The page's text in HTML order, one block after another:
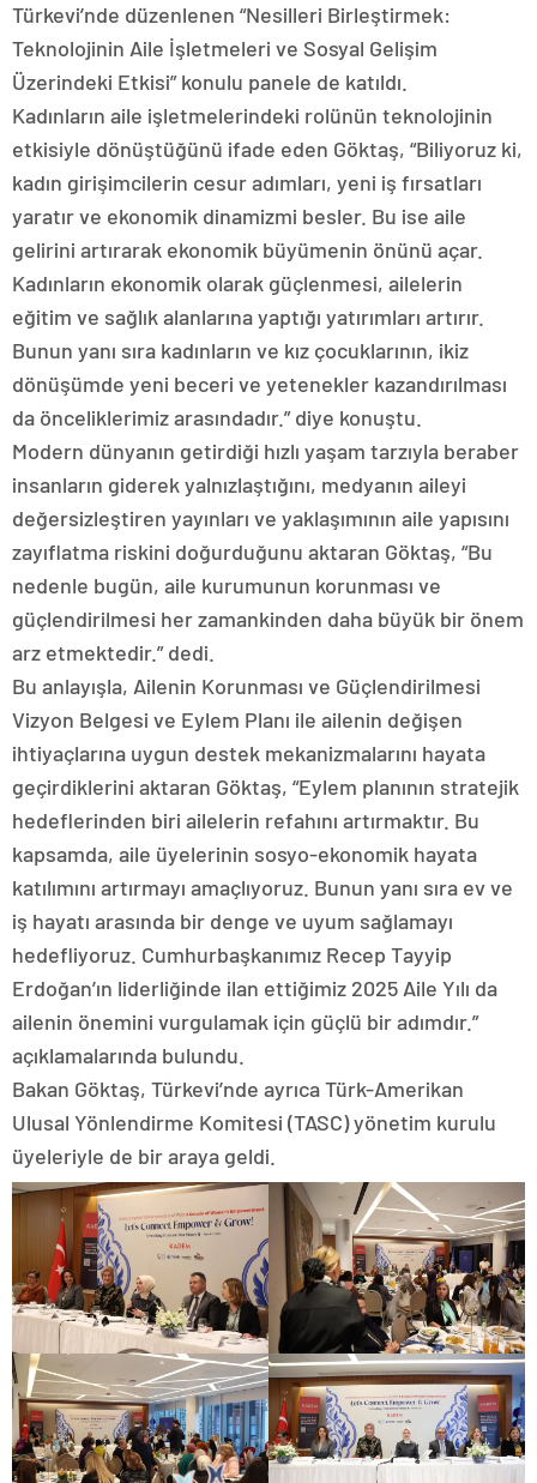
Türkevi’nde düzenlenen “Nesilleri Birleştirmek:
Teknolojinin Aile İşletmeleri ve Sosyal Gelişim
Üzerindeki Etkisi” konulu panele de katıldı.
Kadınların aile işletmelerindeki rolünün teknolojinin
etkisiyle dönüştüğünü ifade eden Göktaş, “Biliyoruz ki,
kadın girişimcilerin cesur adımları, yeni iş fırsatları
yaratır ve ekonomik dinamizmi besler. Bu ise aile
gelirini artırarak ekonomik büyümenin önünü açar.
Kadınların ekonomik olarak güçlenmesi, ailelerin
eğitim ve sağlık alanlarına yaptığı yatırımları artırır.
Bunun yanı sıra kadınların ve kız çocuklarının, ikiz
dönüşümde yeni beceri ve yetenekler kazandırılması
da önceliklerimiz arasındadır.” diye konuştu.
Modern dünyanın getirdiği hızlı yaşam tarzıyla beraber
insanların giderek yalnızlaştığını, medyanın aileyi
değersizleştiren yayınları ve yaklaşımının aile yapısını
zayıflatma riskini doğurduğunu aktaran Göktaş, “Bu
nedenle bugün, aile kurumunun korunması ve
güçlendirilmesi her zamankinden daha büyük bir önem
arz etmektedir.” dedi.
Bu anlayışla, Ailenin Korunması ve Güçlendirilmesi
Vizyon Belgesi ve Eylem Planı ile ailenin değişen
ihtiyaçlarına uygun destek mekanizmalarını hayata
geçirdiklerini aktaran Göktaş, “Eylem planının stratejik
hedeflerinden biri ailelerin refahını artırmaktır. Bu
kapsamda, aile üyelerinin sosyo-ekonomik hayata
katılımını artırmayı amaçlıyoruz. Bunun yanı sıra ev ve
iş hayatı arasında bir denge ve uyum sağlamayı
hedefliyoruz. Cumhurbaşkanımız Recep Tayyip
Erdoğan’ın liderliğinde ilan ettiğimiz 2025 Aile Yılı da
ailenin önemini vurgulamak için güçlü bir adımdır.”
açıklamalarında bulundu.
Bakan Göktaş, Türkevi’nde ayrıca Türk-Amerikan
Ulusal Yönlendirme Komitesi (TASC) yönetim kurulu
üyeleriyle de bir araya geldi.